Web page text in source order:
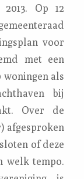
2013. Op 12
voor
met een
woningen als
bij
Over de
afgesproken
of deze
welk tempo.